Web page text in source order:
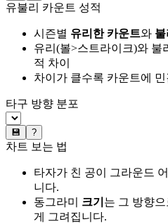
유불리 카운트 성적
시즌별 유리한 카운트와
유리(볼>스트라이크)와 불
적 차이
차이가 클수록 카운트에
타구 방향 분포
💾 ?
차트 보는 법
타자가 친 공이 그라운드
니다.
동그라미 크기 는 그 방향으
게 그려집니다.